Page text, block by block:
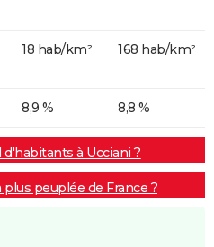
18 hab/km² 168 hab/km²
8,9 % 8,8 %
à Ucciani ?
plus peuplée de France ?